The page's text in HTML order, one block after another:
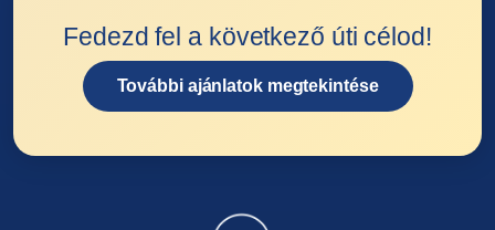
Fedezd fel a következő úti célod!
További ajánlatok megtekintése